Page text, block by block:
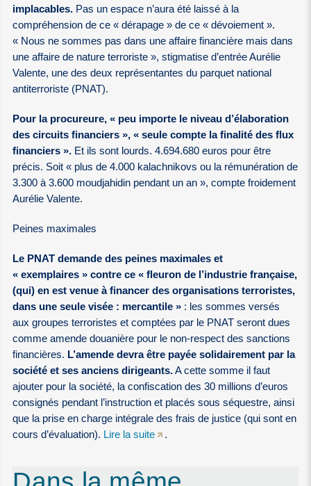
implacables. Pas un espace n’aura été laissé à la
compréhension de ce « dérapage » de ce « dévoiement ».
« Nous ne sommes pas dans une affaire financière mais dans
une affaire de nature terroriste », stigmatise d’entrée Aurélie
Valente, une des deux représentantes du parquet national
antiterroriste (PNAT).
Pour la procureure, « peu importe le niveau d’élaboration
des circuits financiers », « seule compte la finalité des flux
financiers ». Et ils sont lourds. 4.694.680 euros pour être
précis. Soit « plus de 4.000 kalachnikovs ou la rémunération de
3.300 à 3.600 moudjahidin pendant un an », compte froidement
Aurélie Valente.
Peines maximales
Le PNAT demande des peines maximales et
« exemplaires » contre ce « fleuron de l’industrie française,
(qui) en est venue à financer des organisations terroristes,
dans une seule visée : mercantile » : les sommes versés
aux groupes terroristes et comptées par le PNAT seront dues
comme amende douanière pour le non-respect des sanctions
financières. L’amende devra être payée solidairement par la
société et ses anciens dirigeants.A cette somme il faut
ajouter pour la société, la confiscation des 30 millions d’euros
consignés pendant l’instruction et placés sous séquestre, ainsi
que la prise en charge intégrale des frais de justice (qui sont en
cours d’évaluation). Lire la suite .